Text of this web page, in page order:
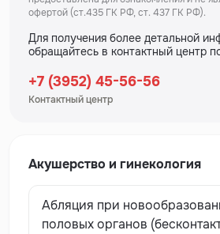
офертой (ст.435 ГК РФ, ст. 437 ГК РФ).
Для получения более детальной
обращайтесь в контактный центр
+7 (3952) 45-56-56
Контактный центр
Акушерство и гинекология
Абляция при
половых органов